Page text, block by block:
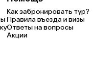
Как забронировать тур?
Правила въезда и визы
Ответы на вопросы
Акции